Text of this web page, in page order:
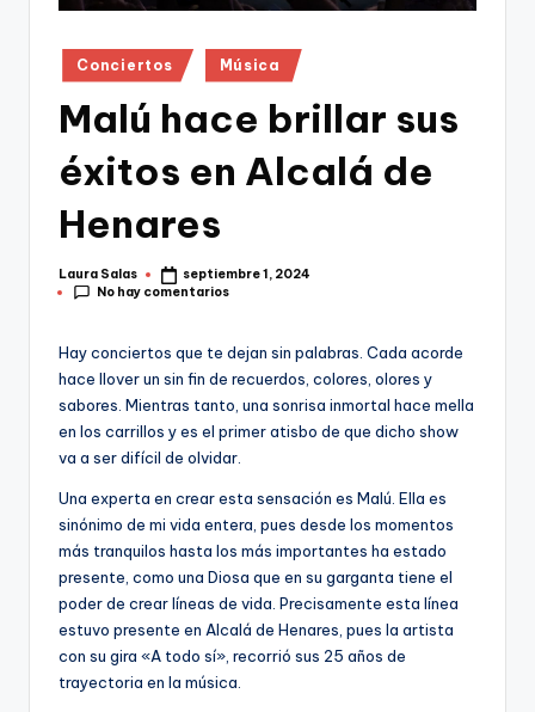
Publicado
en
Conciertos Música
Malú hace brillar sus
éxitos en Alcalá de
Henares
Publicado
por
Laura Salas
septiembre 1, 2024
No hay comentarios
Hay conciertos que te dejan sin palabras. Cada acorde
hace llover un sin fin de recuerdos, colores, olores y
sabores. Mientras tanto, una sonrisa inmortal hace mella
en los carrillos y es el primer atisbo de que dicho show
va a ser difícil de olvidar.
Una experta en crear esta sensación es Malú. Ella es
sinónimo de mi vida entera, pues desde los momentos
más tranquilos hasta los más importantes ha estado
presente, como una Diosa que en su garganta tiene el
poder de crear líneas de vida. Precisamente esta línea
estuvo presente en Alcalá de Henares, pues la artista
con su gira «A todo sí», recorrió sus 25 años de
trayectoria en la música.